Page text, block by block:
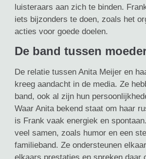
luisteraars aan zich te binden.
iets bijzonders te doen, zoals het
acties voor goede doelen.
De band tussen
De relatie tussen Anita Meijer en
kreeg aandacht in de media. Ze
band, ook al zijn hun
Waar Anita bekend staat om haar
is Frank vaak energiek en
veel samen, zoals humor en een
familieband. Ze ondersteunen